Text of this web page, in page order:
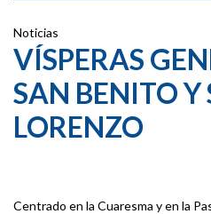
Noticias
VÍSPERAS
SAN BENITO Y
LORENZO
Centrado en la Cuaresma y en la